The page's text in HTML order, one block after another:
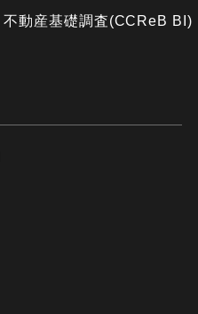
不動産基礎調査(CCReB BI)